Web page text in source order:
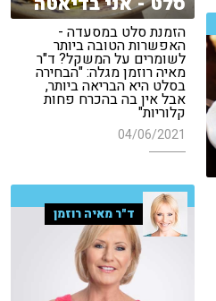
הזמנת סלט במסעדה -
האפשרות הטובה ביותר
לשומרים על המשקל? ד"ר
מאיה רוזמן מגלה: "הבחירה
בסלט היא הבריאה ביותר,
אבל אין בה בהכרח פחות
קלוריות"
04/06/2021
ד"ר מאיה רוזמן